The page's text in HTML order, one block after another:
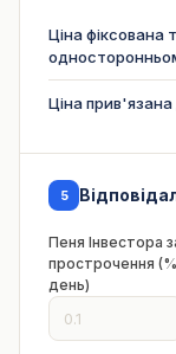
Ціна фіксована
Ціна
5
Пеня Інвестора
прострочення
день)